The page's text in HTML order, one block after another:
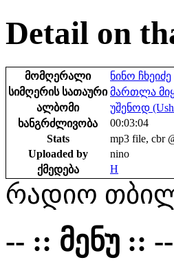
Detail on
მომღერალი
ნინო ჩხეიძე
სიმღერის სათაური მართლა
ალბომი
უშენოდ
ხანგრძლივობა
00:03:04
Stats
mp3 file, cbr
Uploaded by
nino
ქმედება
H
რადიო
-- :: მენუ :: --